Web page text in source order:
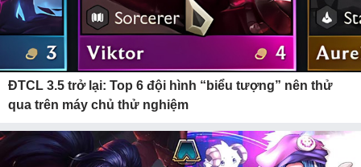
ĐTCL 3.5 trở lại: Top 6 đội hình “biểu tượng” nên thử
qua trên máy chủ thử nghiệm